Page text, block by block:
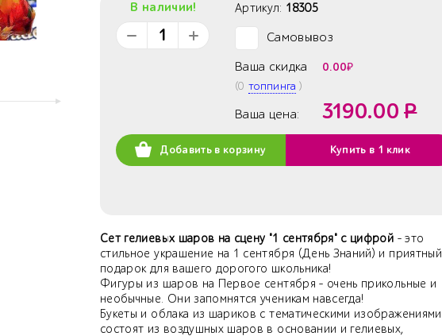
В наличии! Артикул: 18305
Самовывоз
Ваша скидка 0.00₽
(0 топпинга )
Ваша цена: 3190.00 Р
Добавить в корзину Купить в 1 клик
Сет гелиевых шаров на сцену "1 сентября" с цифрой - это
стильное украшение на 1 сентября (День Знаний) и приятный
подарок для вашего дорогого школьника!
Фигуры из шаров на Первое сентября - очень прикольные и
необычные. Они запомнятся ученикам навсегда!
Букеты и облака из шариков с тематическими изображениями
состоят из воздушных шаров в основании и гелиевых,